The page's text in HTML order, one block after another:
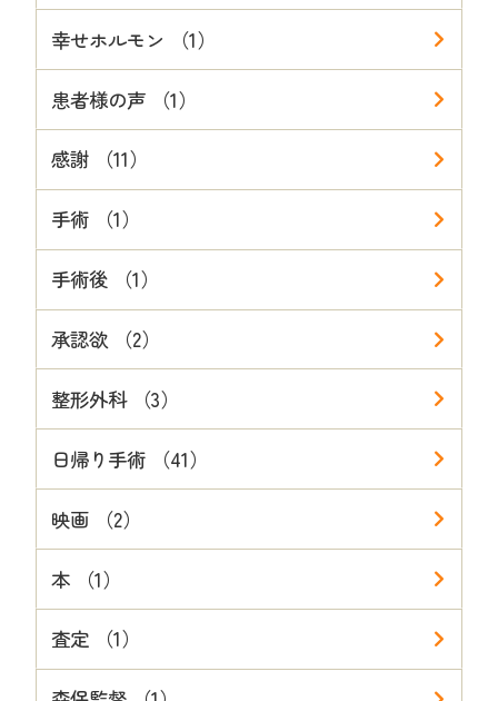
幸せホルモン （1）
患者様の声 （1）
感謝 （11）
手術 （1）
手術後 （1）
承認欲 （2）
整形外科 （3）
日帰り手術 （41）
映画 （2）
本 （1）
査定 （1）